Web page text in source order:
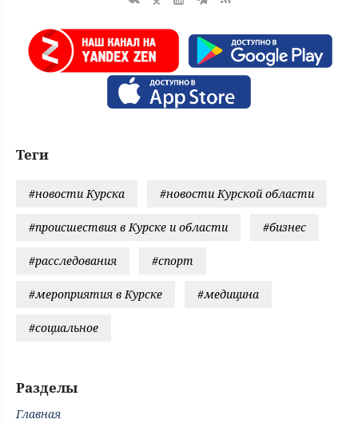
Теги
#новости Курска #новости Курской области
#происшествия в Курске и области #бизнес
#расследования #спорт
#мероприятия в Курске #медицина
#социальное
Разделы
Главная